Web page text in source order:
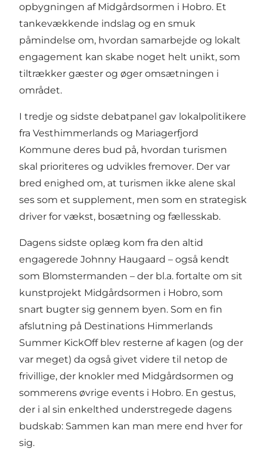
opbygningen af Midgårdsormen i Hobro. Et
tankevækkende indslag og en smuk
påmindelse om, hvordan samarbejde og lokalt
engagement kan skabe noget helt unikt, som
tiltrækker gæster og øger omsætningen i
området.
I tredje og sidste debatpanel gav lokalpolitikere
fra Vesthimmerlands og Mariagerfjord
Kommune deres bud på, hvordan turismen
skal prioriteres og udvikles fremover. Der var
bred enighed om, at turismen ikke alene skal
ses som et supplement, men som en strategisk
driver for vækst, bosætning og fællesskab.
Dagens sidste oplæg kom fra den altid
engagerede Johnny Haugaard – også kendt
som Blomstermanden – der bl.a. fortalte om sit
kunstprojekt Midgårdsormen i Hobro, som
snart bugter sig gennem byen. Som en fin
afslutning på Destinations Himmerlands
Summer KickOff blev resterne af kagen (og der
var meget) da også givet videre til netop de
frivillige, der knokler med Midgårdsormen og
sommerens øvrige events i Hobro. En gestus,
der i al sin enkelthed understregede dagens
budskab: Sammen kan man mere end hver for
sig.